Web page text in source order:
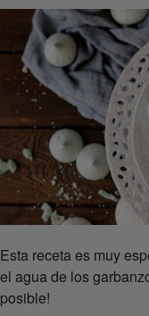
Esta receta es muy
el agua de los
posible!